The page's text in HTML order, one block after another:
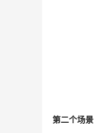
第二个场景